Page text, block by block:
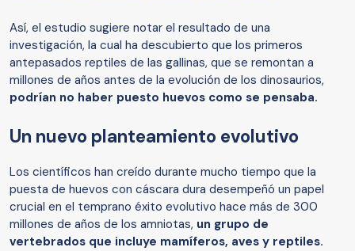
Así, el estudio sugiere notar el resultado de una
investigación, la cual ha descubierto que los primeros
antepasados reptiles de las gallinas, que se remontan a
millones de años antes de la evolución de los dinosaurios,
podrían no haber puesto huevos como se pensaba.
Un nuevo planteamiento evolutivo
Los científicos han creído durante mucho tiempo que la
puesta de huevos con cáscara dura desempeñó un papel
crucial en el temprano éxito evolutivo hace más de 300
millones de años de los amniotas, un grupo de
vertebrados que incluye mamíferos, aves y reptiles.